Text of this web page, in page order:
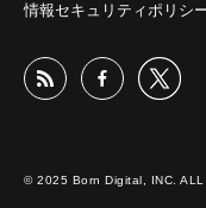
情報セキュリティポリシ
© 2025 Born Digital, INC. ALL